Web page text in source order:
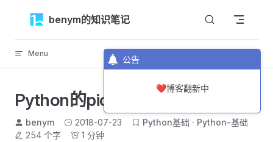
公告
❤️博客翻新中
Skip to contentbenym的知识笔记
Menu 返回顶部
Python的pickle模块
benym 2018-07-23 Python基础
Python-基础
254 个字
1 分钟